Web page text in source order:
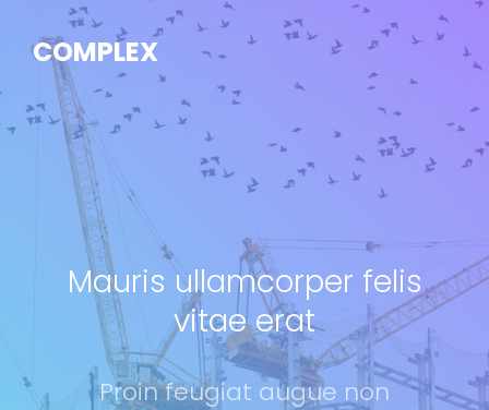
COMPLEX
Mauris ullamcorper felis
vitae erat
Proin feugiat augue non